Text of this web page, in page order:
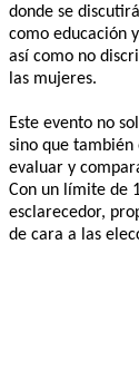
donde se
como educación
así como no
las mujeres.
Este evento no
sino que
evaluar y
Con un límite de
esclarecedor,
de cara a las